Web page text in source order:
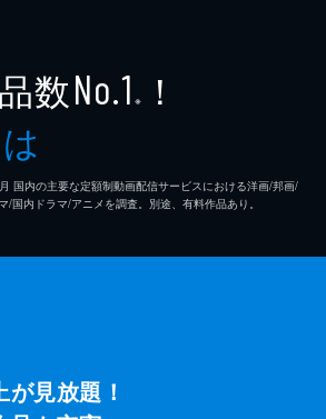
数No.1 ※ ！
国内の主要な定額制動画配信サービスにおける洋画/邦画/
/国内ドラマ/アニメを調査。別途、有料作品あり。
が見放題！